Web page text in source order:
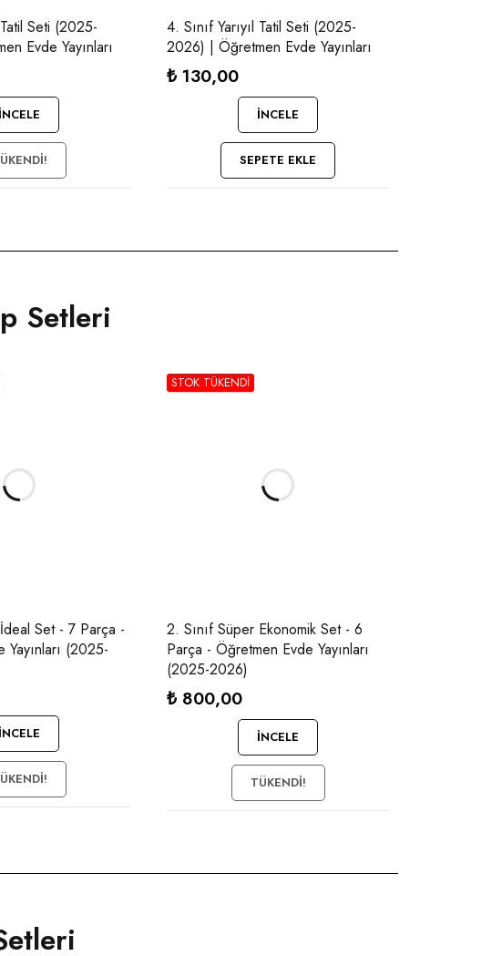
Tatil Seti (2025-
Evde Yayınları
İNCELE
4. Sınıf Yarıyıl Tatil Seti (2025-
2026) | Öğretmen Evde Yayınları
₺ 130,00
İNCELE
SEPETE EKLE
Setleri
Set - 7 Parça -
(2025-
İNCELE
STOK TÜKENDI
2. Sınıf Süper Ekonomik Set - 6
Parça - Öğretmen Evde Yayınları
(2025-2026)
₺ 800,00
İNCELE
TÜKENDI!